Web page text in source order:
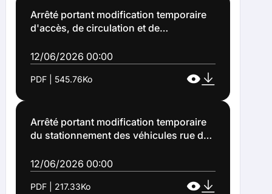
Arrêté portant modification temporaire
d'accès, de circulation et de
l'occasion des grandes fêtes de Lens
2026 (Arrêté n°2026-1119)
12/06/2026 00:00
PDF | 545.76Ko
Arrêté portant modification temporaire
du stationnement des véhicules rue du
de Lens 2026 (Arrêté n°2026-1120)
12/06/2026 00:00
PDF | 217.33Ko